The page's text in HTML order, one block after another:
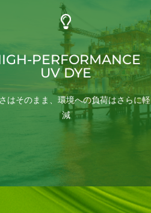
PERFORMANCE
UV DYE
はそのまま、環境への負荷はさらに軽
減
Don’t sacrifice visibility for sustainability.
ECO-GLO™ delivers the same vivid green
fluorescence under UV light as our ULTRA
oil dyes, without the environmental
Its consistent brightness ensures
accurate leak detection even in low-light
conditions or on complex equipment.
技術情報を見る